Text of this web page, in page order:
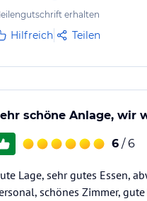
erhalten
Hilfreich Teilen
schöne Anlage, wir
6 / 6
Lage, sehr gutes Essen,
schönes Zimmer,